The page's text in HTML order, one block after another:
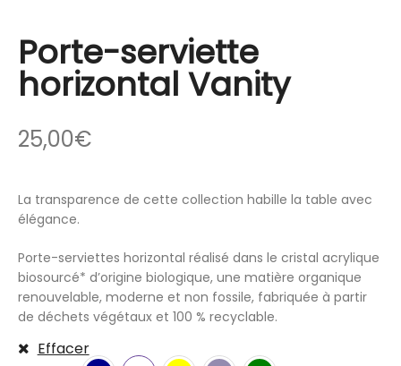
Porte-serviette
horizontal Vanity
25,00€
La transparence de cette collection habille la table avec
élégance.
Porte-serviettes horizontal réalisé dans le cristal acrylique
biosourcé* d’origine biologique, une matière organique
renouvelable, moderne et non fossile, fabriquée à partir
de déchets végétaux et 100 % recyclable.
Effacer